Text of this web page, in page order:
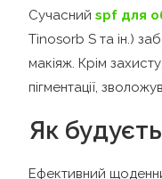
Сучасний spf для
Tinosorb S та ін.)
макіяж. Крім
пігментації,
Як
Ефективний